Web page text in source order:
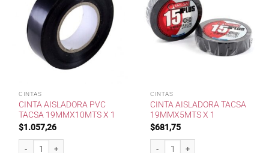
CINTAS
CINTA AISLADORA PVC
TACSA 19MMX10MTS X 1
$1.057,26
Cinta Aisladora Pvc TACSA 19mmx10mts x 1 cantidad
CINTAS
CINTA AISLADORA TACSA
19MMX5MTS X 1
$681,75
Cinta Aisladora Tacsa 19mmx5mts x